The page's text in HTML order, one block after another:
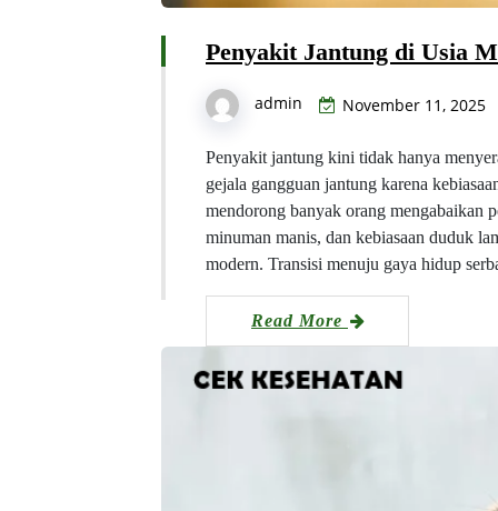
Penyakit Jantung di Usia
admin November 11, 2025
Penyakit jantung kini tidak hanya
gejala gangguan jantung karena
mendorong banyak orang mengabaikan
minuman manis, dan kebiasaan duduk
modern. Transisi menuju gaya hidup
Read More